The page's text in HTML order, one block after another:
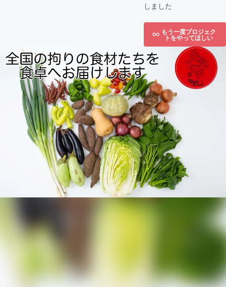
しました
もう一度プロジェク
トをやってほしい